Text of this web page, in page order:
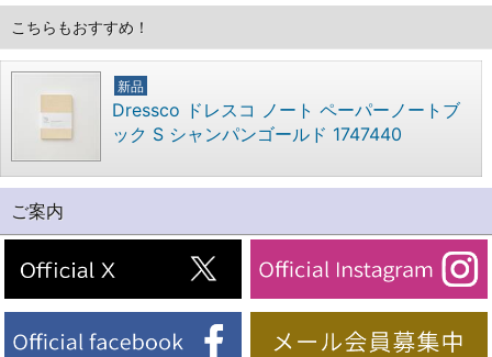
こちらもおすすめ！
新品
Dressco ドレスコ ノート ペーパーノートブ
ック S シャンパンゴールド 1747440
ご案内